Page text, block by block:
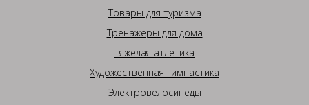
Товары для туризма
Тренажеры для дома
Тяжелая атлетика
Художественная гимнастика
Электровелосипеды